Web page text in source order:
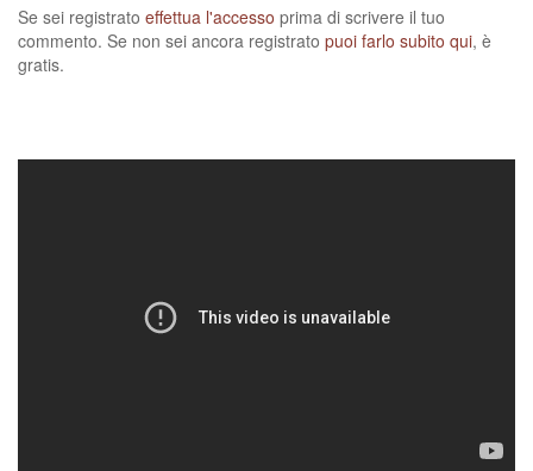
Se sei registrato effettua l'accesso prima di scrivere il tuo
commento. Se non sei ancora registrato puoi farlo subito qui, è
gratis.